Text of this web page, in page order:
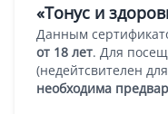
«Тонус и
Данным
от 18 лет. Для
(недейтсвителен
необходима